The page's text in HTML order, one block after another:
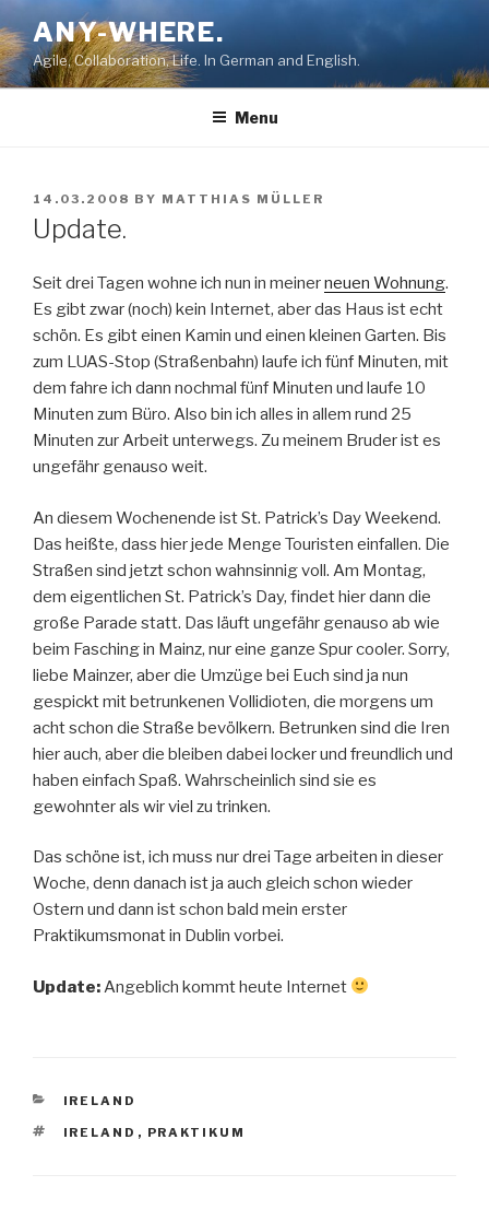
Skip
to
content
ANY-WHERE.
Agile, Collaboration, Life. In German and English.
Menu
POSTED
ON
14.03.2008 BY MATTHIAS MÜLLER
Update.
Seit drei Tagen wohne ich nun in meinerneuen Wohnung.
Es gibt zwar (noch) kein Internet, aber das Haus ist echt
schön. Es gibt einen Kamin und einen kleinen Garten. Bis
zum LUAS-Stop (Straßenbahn) laufe ich fünf Minuten, mit
dem fahre ich dann nochmal fünf Minuten und laufe 10
Minuten zum Büro. Also bin ich alles in allem rund 25
Minuten zur Arbeit unterwegs. Zu meinem Bruder ist es
ungefähr genauso weit.
An diesem Wochenende ist St. Patrick’s Day Weekend.
Das heißte, dass hier jede Menge Touristen einfallen. Die
Straßen sind jetzt schon wahnsinnig voll. Am Montag,
dem eigentlichen St. Patrick’s Day, findet hier dann die
große Parade statt. Das läuft ungefähr genauso ab wie
beim Fasching in Mainz, nur eine ganze Spur cooler. Sorry,
liebe Mainzer, aber die Umzüge bei Euch sind ja nun
gespickt mit betrunkenen Vollidioten, die morgens um
acht schon die Straße bevölkern. Betrunken sind die Iren
hier auch, aber die bleiben dabei locker und freundlich und
haben einfach Spaß. Wahrscheinlich sind sie es
gewohnter als wir viel zu trinken.
Das schöne ist, ich muss nur drei Tage arbeiten in dieser
Woche, denn danach ist ja auch gleich schon wieder
Ostern und dann ist schon bald mein erster
Praktikumsmonat in Dublin vorbei.
Update:Angeblich kommt heute Internet
CATEGORIES
IRELAND
TAGS
IRELAND , PRAKTIKUM